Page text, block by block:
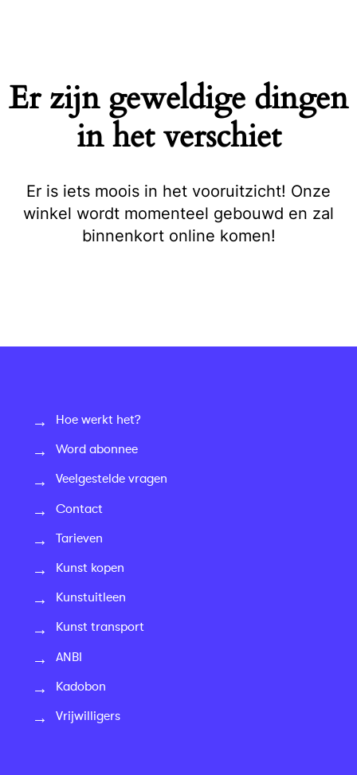
Er zijn geweldige dingen
in het verschiet
Er is iets moois in het vooruitzicht! Onze
winkel wordt momenteel gebouwd en zal
binnenkort online komen!
Hoe werkt het?
Word abonnee
Veelgestelde vragen
Contact
Tarieven
Kunst kopen
Kunstuitleen
Kunst transport
ANBI
Kadobon
Vrijwilligers